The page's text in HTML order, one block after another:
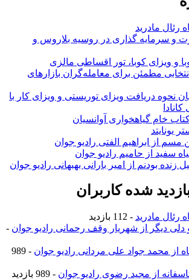
رئال مادرید
و سرمایه گذاری در روسیه بلاروس و
و ویزای کوبا، تور اقساطی مالزی
مطمئن برای معامله‌گران بازارهای
نحوه دریافت ویزای توریستی و ویزای کار با
کتاب خام گیاهخواری آوانسیان
یونایتد
مسم از ابراهیم الفتی رادیو جوان
سفید از حامیم رادیو جوان
زنده بودنم از امیر بارانی بهبهانی رادیو جوان
شده کاربران
رئال مادرید - 112 بازدید
دلی دیگر از شهریار وقف رحمانی رادیو جوان -
از محمد جواد علی مردانی رادیو جوان
- 989
از مجید رضوی رادیو جوان - 989 بازدید